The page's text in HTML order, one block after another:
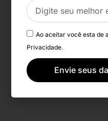
Todos os
Ao aceitar você esta de
Privacidade.
Envie seus